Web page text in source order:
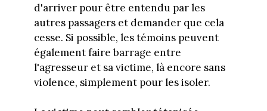
d'arriver pour être entendu par les
autres passagers et demander que cela
cesse. Si possible, les témoins peuvent
également faire barrage entre
l'agresseur et sa victime, là encore sans
violence, simplement pour les isoler.